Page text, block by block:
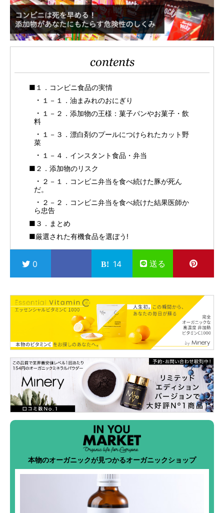
contents
■１．コンビニ食品の実情
１－１．油まみれのおにぎり
１－２．添加物の王様：菓子パンやお菓子・飲
料
１－３．漂白剤のプールにつけられたカット野
菜
１－４．インスタント食品・弁当
■２．添加物のリスク
２－１．コンビニ弁当を食べ続けた豚が死ん
だ。
２－２．コンビニ弁当を食べ続けた結果医師か
ら忠告
■３．まとめ
■厳選された有機食品を選ぼう!
0 14 送る
本物のオーガニックが見つかるオーガニックショップ